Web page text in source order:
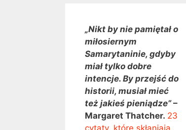
„Nikt by nie pamiętał o
miłosiernym
Samarytaninie, gdyby
miał tylko dobre
intencje. By przejść do
historii, musiał mieć
też jakieś pieniądze”–
Margaret Thatcher. 23
cytaty, które skłaniają